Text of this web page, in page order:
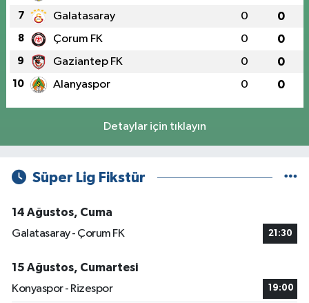
7 Galatasaray 0 0
8 Çorum FK 0 0
9 Gaziantep FK 0 0
10 Alanyaspor 0 0
Detaylar için tıklayın
Süper Lig Fikstür
14 Ağustos, Cuma
Galatasaray - Çorum FK
21:30
15 Ağustos, Cumartesi
Konyaspor - Rizespor
19:00